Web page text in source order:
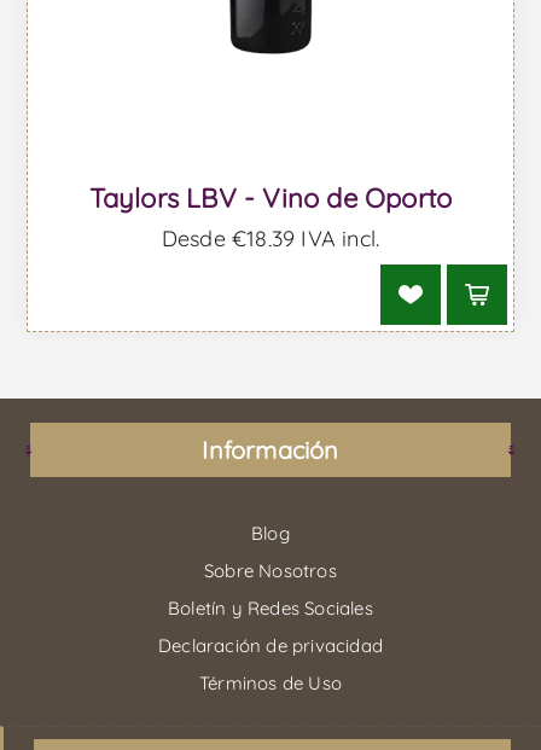
Taylors LBV - Vino de Oporto
Desde €18,39 IVA incl.
Información
Blog
Sobre Nosotros
Boletín y Redes Sociales
Declaración de privacidad
Términos de Uso